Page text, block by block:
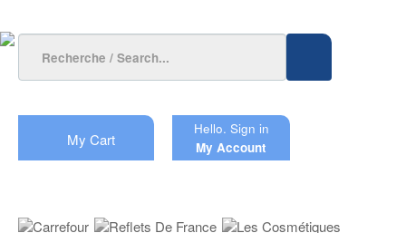
My Cart
Hello. Sign in
My Account